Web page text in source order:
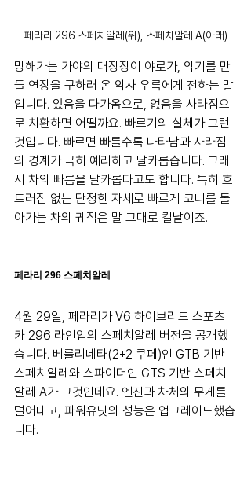
페라리 296 스페치알레(위), 스페치알레 A(아래)
망해가는 가야의 대장장이 야로가, 악기를 만
들 연장을 구하러 온 악사 우륵에게 전하는 말
입니다. 있음을 다가옴으로, 없음을 사라짐으
로 치환하면 어떨까요. 빠르기의 실체가 그런
것입니다. 빠르면 빠를수록 나타남과 사라짐
의 경계가 극히 예리하고 날카롭습니다. 그래
서 차의 빠름을 날카롭다고도 합니다. 특히 흐
트러짐 없는 단정한 자세로 빠르게 코너를 돌
아가는 차의 궤적은 말 그대로 칼날이죠.
페라리 296 스페치알레
4월 29일, 페라리가 V6 하이브리드 스포츠
카 296 라인업의 스페치알레 버전을 공개했
습니다. 베를리네타(2+2 쿠페)인 GTB 기반
스페치알레와 스파이더인 GTS 기반 스페치
알레 A가 그것인데요. 엔진과 차체의 무게를
덜어내고, 파워유닛의 성능은 업그레이드했습
니다.